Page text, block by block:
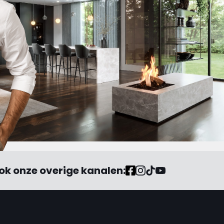
onze overige kanalen: